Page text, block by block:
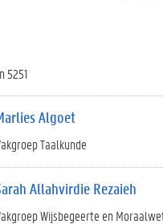
5251
Algoet
Taalkunde
Allahvirdie Rezaieh
Wijsbegeerte en